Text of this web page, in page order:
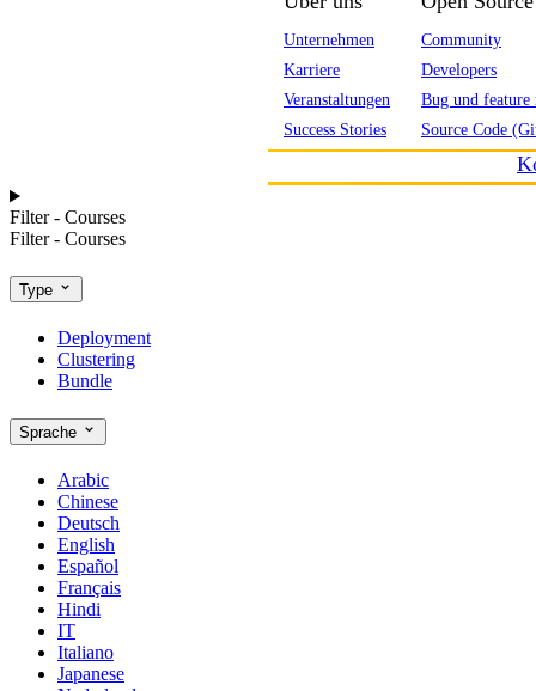
Unternehmen
Karriere
Veranstaltungen
Success Stories
Community
Developers
Bug und feature
Source Code
Filter - Courses
Filter - Courses
Type
Deployment
Clustering
Bundle
Sprache
Arabic
Chinese
Deutsch
English
Español
Français
Hindi
IT
Italiano
Japanese